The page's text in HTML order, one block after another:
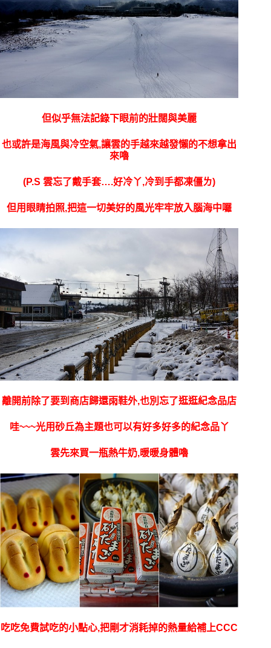
但似乎無法記錄下眼前的壯闊與美麗
也或許是海風與冷空氣,讓雲的手越來越發懶的不想拿出
來嚕
(P.S 雲忘了戴手套….好冷丫,冷到手都凍僵ㄌ)
但用眼睛拍照,把這一切美好的風光牢牢放入腦海中囉
離開前除了要到商店歸還雨鞋外,也別忘了逛逛紀念品店
哇~~~光用砂丘為主題也可以有好多好多的紀念品丫
雲先來買一瓶熱牛奶,暖暖身體嚕
吃吃免費試吃的小點心,把剛才消耗掉的熱量給補上CCC